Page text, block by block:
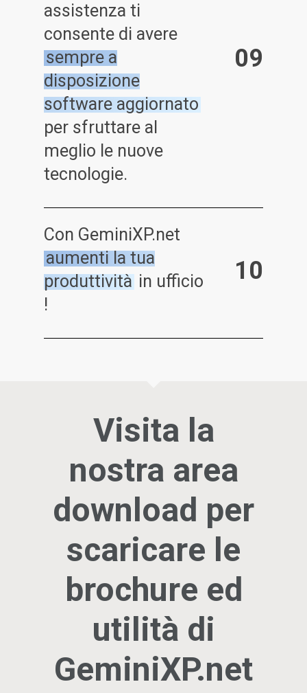
assistenza ti
consente di avere
sempre a
disposizione
software aggiornato
per sfruttare al
meglio le nuove
tecnologie.
09
Con GeminiXP.net
aumenti la tua
produttività in ufficio
!
1 0
Visita la
nostra area
download per
scaricare le
brochure ed
utilità di
GeminiXP.net